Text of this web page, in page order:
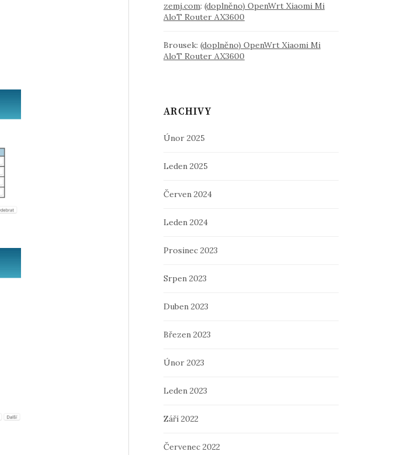
zemj.com:(doplněno) OpenWrt Xiaomi Mi
AloT Router AX3600
Brousek:(doplněno) OpenWrt Xiaomi Mi
AloT Router AX3600
ARCHIVY
Únor 2025
Leden 2025
Červen 2024
Leden 2024
Prosinec 2023
Srpen 2023
Duben 2023
Březen 2023
Únor 2023
Leden 2023
Září 2022
Červenec 2022